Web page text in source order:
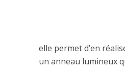
elle permet d’en
un anneau lumineux